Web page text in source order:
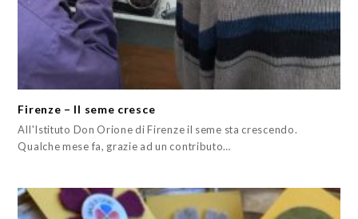
Firenze – Il seme cresce
All'Istituto Don Orione di Firenze il seme sta crescendo.
Qualche mese fa, grazie ad un contributo…